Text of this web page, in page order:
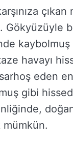
Gökyüzüyle
havayı
eden
gibi